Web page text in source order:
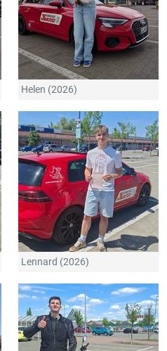
Helen (2026)
Lennard (2026)